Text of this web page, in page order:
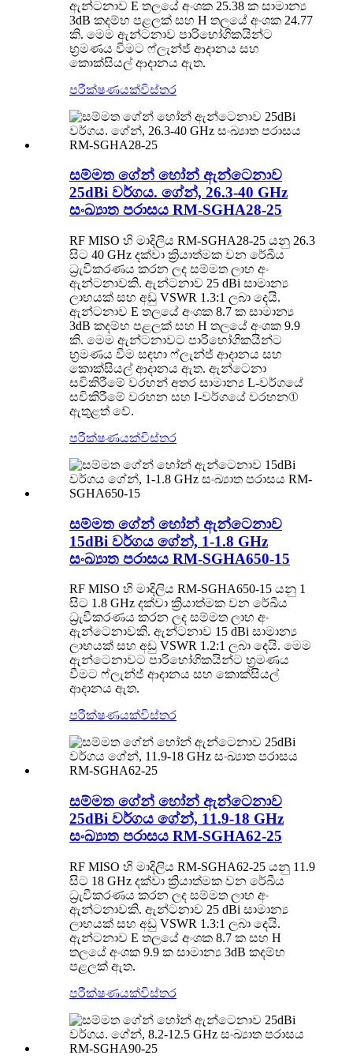
ඇන්ටනාව E තලයේ අංශක 25.38 ක සාමාන්‍ය
3dB කදම්භ පළලක් සහ H තලයේ අංශක 24.77
කි. මෙම ඇන්ටනාව පාරිභෝගිකයින්ට
භ්‍රමණය වීමට ෆ්ලැන්ජ් ආදානය සහ
කොක්සියල් ආදානය ඇත.
පරීක්ෂණයක්විස්තර
සම්මත ගේන් හෝන් ඇන්ටෙනාව
25dBi වර්ගය. ගේන්, 26.3-40 GHz
සංඛ්‍යාත පරාසය RM-SGHA28-25
RF MISO හි මාදිලිය RM-SGHA28-25 යනු 26.3
සිට 40 GHz දක්වා ක්‍රියාත්මක වන රේඛීය
ධ්‍රැවීකරණය කරන ලද සම්මත ලාභ අං
ඇන්ටනාවකි. ඇන්ටනාව 25 dBi සාමාන්‍ය
ලාභයක් සහ අඩු VSWR 1.3:1 ලබා දෙයි.
ඇන්ටනාව E තලයේ අංශක 8.7 ක සාමාන්‍ය
3dB කදම්භ පළලක් සහ H තලයේ අංශක 9.9
කි. මෙම ඇන්ටනාවට පාරිභෝගිකයින්ට
භ්‍රමණය වීම සඳහා ෆ්ලැන්ජ් ආදානය සහ
කොක්සියල් ආදානය ඇත. ඇන්ටෙනා
සවිකිරීමේ වරහන් අතර සාමාන්‍ය L-වර්ගයේ
සවිකිරීමේ වරහන සහ I-වර්ගයේ වරහන①
ඇතුළත් වේ.
පරීක්ෂණයක්විස්තර
සම්මත ගේන් හෝන් ඇන්ටෙනාව
15dBi වර්ගය ගේන්, 1-1.8 GHz
සංඛ්‍යාත පරාසය RM-SGHA650-15
RF MISO හි මාදිලිය RM-SGHA650-15 යනු 1
සිට 1.8 GHz දක්වා ක්‍රියාත්මක වන රේඛීය
ධ්‍රැවීකරණය කරන ලද සම්මත ලාභ අං
ඇන්ටෙනාවකි. ඇන්ටනාව 15 dBi සාමාන්‍ය
ලාභයක් සහ අඩු VSWR 1.2:1 ලබා දෙයි. මෙම
ඇන්ටෙනාවට පාරිභෝගිකයින්ට භ්‍රමණය
වීමට ෆ්ලැන්ජ් ආදානය සහ කොක්සියල්
ආදානය ඇත.
පරීක්ෂණයක්විස්තර
සම්මත ගේන් හෝන් ඇන්ටෙනාව
25dBi වර්ගය ගේන්, 11.9-18 GHz
සංඛ්‍යාත පරාසය RM-SGHA62-25
RF MISO හි මාදිලිය RM-SGHA62-25 යනු 11.9
සිට 18 GHz දක්වා ක්‍රියාත්මක වන රේඛීය
ධ්‍රැවීකරණය කරන ලද සම්මත ලාභ අං
ඇන්ටනාවකි. ඇන්ටනාව 25 dBi සාමාන්‍ය
ලාභයක් සහ අඩු VSWR 1.3:1 ලබා දෙයි.
ඇන්ටනාව E තලයේ අංශක 8.7 ක සහ H
තලයේ අංශක 9.9 ක සාමාන්‍ය 3dB කදම්භ
පළලක් ඇත.
පරීක්ෂණයක්විස්තර